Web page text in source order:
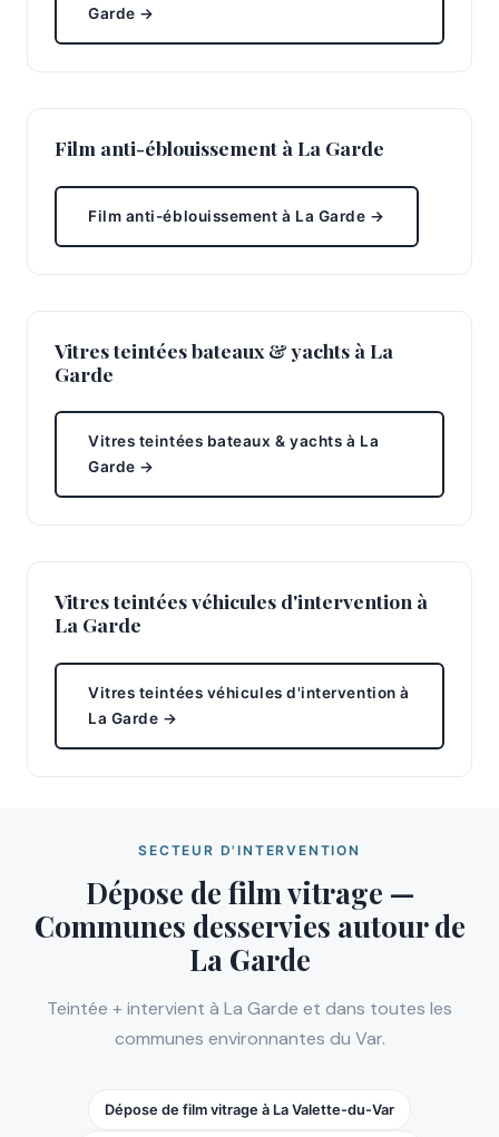
Garde →
Film anti-éblouissement à La Garde
Film anti-éblouissement à La Garde →
Vitres teintées bateaux & yachts à La
Garde
Vitres teintées bateaux & yachts à La
Garde →
Vitres teintées véhicules d'intervention à
La Garde
Vitres teintées véhicules d'intervention à
La Garde →
SECTEUR D'INTERVENTION
Dépose de film vitrage —
Communes desservies autour de
La Garde
Teintée + intervient à La Garde et dans toutes les
communes environnantes du Var.
Dépose de film vitrage à La Valette-du-Var